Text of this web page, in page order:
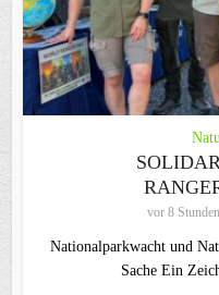
vor 8 Stunden
Nationalparkwacht und
Sache Ein